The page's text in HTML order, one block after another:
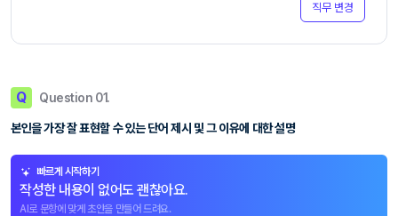
직무 변경
Q Question 01.
본인을 가장 잘 표현할 수 있는 단어 제시 및 그 이유에 대한 설명
빠르게 시작하기
작성한 내용이 없어도 괜찮아요.
AI로 문항에 맞게 초안을 만들어 드려요.